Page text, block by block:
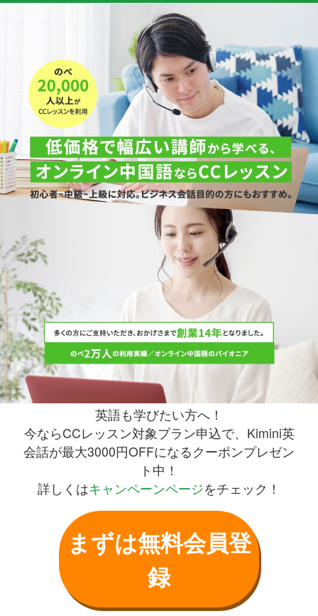
英語も学びたい方へ！
今ならCCレッスン対象プラン申込で、Kimini英
会話が最大3000円OFFになるクーポンプレゼン
ト中！
詳しくはキャンペーンページをチェック！
まずは無料会員登
録